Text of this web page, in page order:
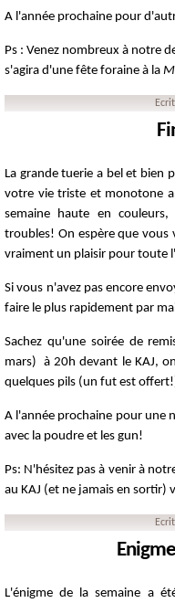
A l'année prochaine pour
Ps : Venez nombreux à notre
s'agira d'une fête foraine à la
La grande tuerie a bel et bien
votre vie triste et monotone
semaine haute en
troubles! On espère que
vraiment un plaisir pour toute
Si vous n'avez pas encore
faire le plus rapidement par
Sachez qu'une soirée de
mars) à 20h devant le KAJ,
quelques pils (un fut est
A l'année prochaine pour une
avec la poudre et les gun!
Ps: N'hésitez pas à venir à
au KAJ (et ne jamais en sortir)
L'énigme de la semaine a